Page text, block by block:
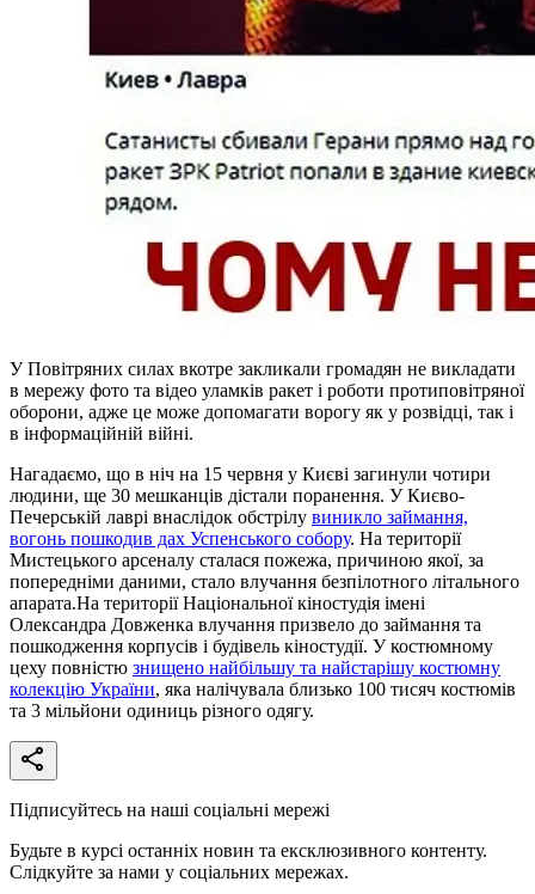
У Повітряних силах вкотре закликали громадян не викладати
в мережу фото та відео уламків ракет і роботи протиповітряної
оборони, адже це може допомагати ворогу як у розвідці, так і
в інформаційній війні.
Нагадаємо, що в ніч на 15 червня у Києві загинули чотири
людини, ще 30 мешканців дістали поранення. У Києво-
Печерській лаврі внаслідок обстрілу виникло займання,
вогонь пошкодив дах Успенського собору. На території
Мистецького арсеналу сталася пожежа, причиною якої, за
попередніми даними, стало влучання безпілотного літального
апарата.На території Національної кіностудія імені
Олександра Довженка влучання призвело до займання та
пошкодження корпусів і будівель кіностудії. У костюмному
цеху повністю знищено найбільшу та найстарішу костюмну
колекцію України, яка налічувала близько 100 тисяч костюмів
та 3 мільйони одиниць різного одягу.
Підписуйтесь на наші соціальні мережі
Будьте в курсі останніх новин та ексклюзивного контенту.
Слідкуйте за нами у соціальних мережах.